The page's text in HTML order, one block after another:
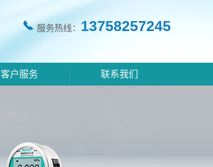
服务热线： 13758257245
客户服务 联系我们